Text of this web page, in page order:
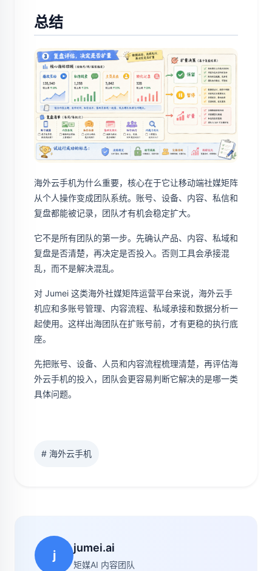
总结
海外云手机为什么重要，核心在于它让移动端社媒矩阵
从个人操作变成团队系统。账号、设备、内容、私信和
复盘都能被记录，团队才有机会稳定扩大。
它不是所有团队的第一步。先确认产品、内容、私域和
复盘是否清楚，再决定是否投入。否则工具会承接混
乱，而不是解决混乱。
对 Jumei 这类海外社媒矩阵运营平台来说，海外云手
机应和多账号管理、内容流程、私域承接和数据分析一
起使用。这样出海团队在扩账号前，才有更稳的执行底
座。
先把账号、设备、人员和内容流程梳理清楚，再评估海
外云手机的投入，团队会更容易判断它解决的是哪一类
具体问题。
# 海外云手机
j
jumei.ai
矩媒AI 内容团队